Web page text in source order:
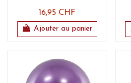
16,95 CHF
Ajouter au panier